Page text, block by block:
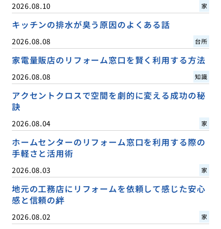
2026.08.10 家
キッチンの排水が臭う原因のよくある話
2026.08.08 台所
家電量販店のリフォーム窓口を賢く利用する方法
2026.08.08 知識
アクセントクロスで空間を劇的に変える成功の秘
訣
2026.08.04 家
ホームセンターのリフォーム窓口を利用する際の
手軽さと活用術
2026.08.03 家
地元の工務店にリフォームを依頼して感じた安心
感と信頼の絆
2026.08.02 家